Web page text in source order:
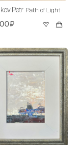
Petr Path of Light